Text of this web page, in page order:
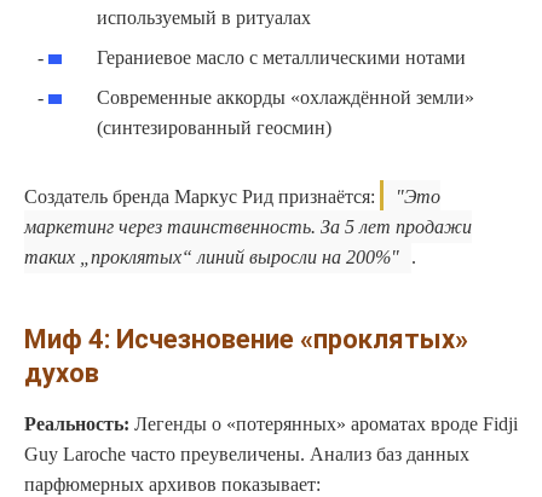
используемый в ритуалах
Гераниевое масло с металлическими нотами
Современные аккорды «охлаждённой земли»
(синтезированный геосмин)
Создатель бренда Маркус Рид признаётся:
Это
маркетинг через таинственность. За 5 лет продажи
таких „проклятых“ линий выросли на 200%
.
Миф 4: Исчезновение «проклятых»
духов
Реальность: Легенды о «потерянных» ароматах вроде Fidji
Guy Laroche часто преувеличены. Анализ баз данных
парфюмерных архивов показывает: